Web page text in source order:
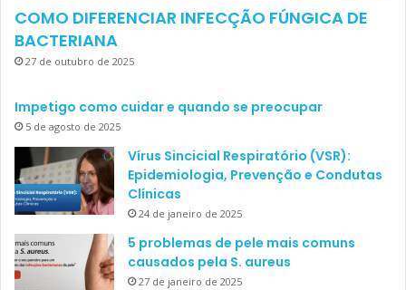
COMO DIFERENCIAR INFECÇÃO FÚNGICA DE
BACTERIANA
27 de outubro de 2025
Impetigo como cuidar e quando se preocupar
5 de agosto de 2025
Vírus Sincicial Respiratório (VSR):
Epidemiologia, Prevenção e Condutas
Clínicas
24 de janeiro de 2025
5 problemas de pele mais comuns
causados pela S. aureus
27 de janeiro de 2025